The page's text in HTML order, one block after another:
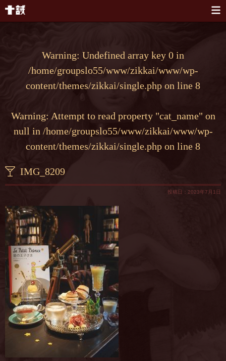
Warning: Undefined array key 0 in
/home/groupslo55/www/zikkai/www/wp-
content/themes/zikkai/single.php on line 8
Warning: Attempt to read property "cat_name" on
null in /home/groupslo55/www/zikkai/www/wp-
content/themes/zikkai/single.php on line 8
IMG_8209
投稿日：2023年7月1日